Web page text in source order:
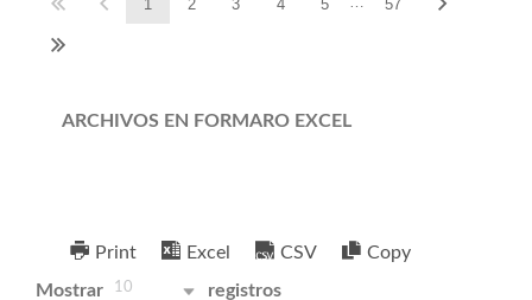
1 2 3 4 5 57
ARCHIVOS EN FORMARO EXCEL
Print Excel CSV
Copy
Mostrar
10 registros